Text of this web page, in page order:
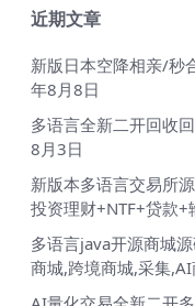
近期文章
新版日本空降相亲/秒
年8月8日
多语言全新二开回收
8月3日
新版本多语言交易所
投资理财+NTF+贷款+
多语言java开源商城
商城,跨境商城,采集